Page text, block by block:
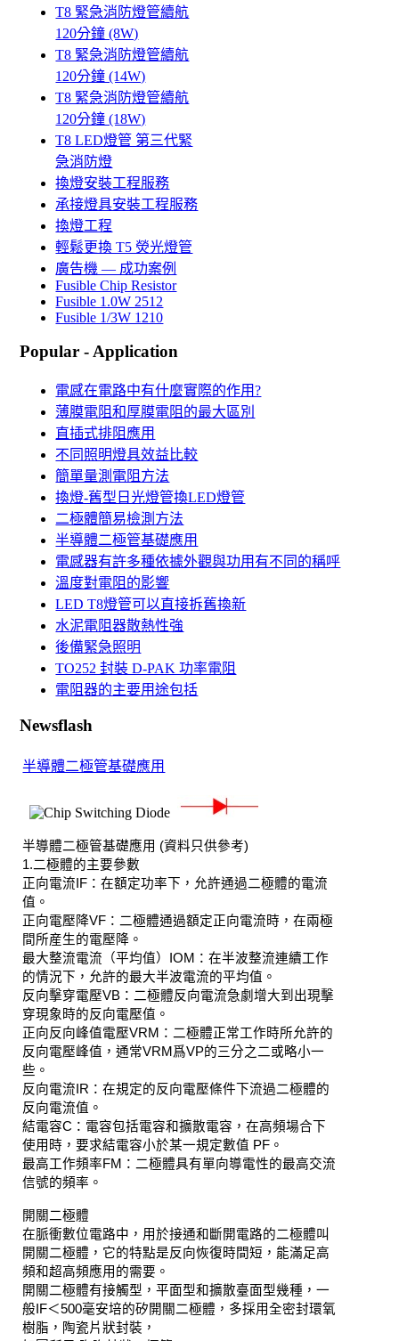
T8 緊急消防燈管續航
120分鐘 (8W)
T8 緊急消防燈管續航
120分鐘 (14W)
T8 緊急消防燈管續航
120分鐘 (18W)
T8 LED燈管 第三代緊
急消防燈
換燈安裝工程服務
承接燈具安裝工程服務
換燈工程
輕鬆更換 T5 熒光燈管
廣告機 — 成功案例
Fusible Chip Resistor
Fusible 1.0W 2512
Fusible 1/3W 1210
Popular - Application
電感在電路中有什麼實際的作用?
薄膜電阻和厚膜電阻的最大區別
直插式排阻應用
不同照明燈具效益比較
簡單量測電阻方法
換燈-舊型日光燈管換LED燈管
二極體簡易檢測方法
半導體二極管基礎應用
電感器有許多種依據外觀與功用有不同的稱呼
溫度對電阻的影響
LED T8燈管可以直接拆舊換新
水泥電阻器散熱性強
後備緊急照明
TO252 封裝 D-PAK 功率電阻
電阻器的主要用途包括
Newsflash
半導體二極管基礎應用
半導體二極管基礎應用 (資料只供參考)
1.二極體的主要參數
正向電流 IF ：在額定功率下，允許通過二極體的電流
值。
正向電壓降VF ：二極體通過額定正向電流時，在兩極
間所産生的電壓降。
最大整流電流（平均值）
IOM ：在半波整流連續工作
的情況下，允許的最大半波電流的平均值。
反向擊穿電壓VB ：二極體反向電流急劇增大到出現擊
穿現象時的反向電壓值。
正向反向峰值電壓VRM ：二極體正常工作時所允許的
反向電壓峰值，通常VRM 爲VP的三分之二或略小一
些。
反向電流 IR ：在規定的反向電壓條件下流過二極體的
反向電流值。
結電容C ：電容包括電容和擴散電容，在高頻場合下
使用時，要求結電容小於某一規定數值 PF 。
最高工作頻率FM ：二極體具有單向導電性的最高交流
信號的頻率。
開關二極體
在脈衝數位電路中，用於接通和斷開電路的二極體叫
開關二極體，它的特點是反向恢復時間短，能滿足高
頻和超高頻應用的需要。
開關二極體有接觸型，平面型和擴散臺面型幾種，一
般 IF＜500毫安培的矽開關二極體，多採用全密封環氧
樹脂，陶瓷片狀封裝，